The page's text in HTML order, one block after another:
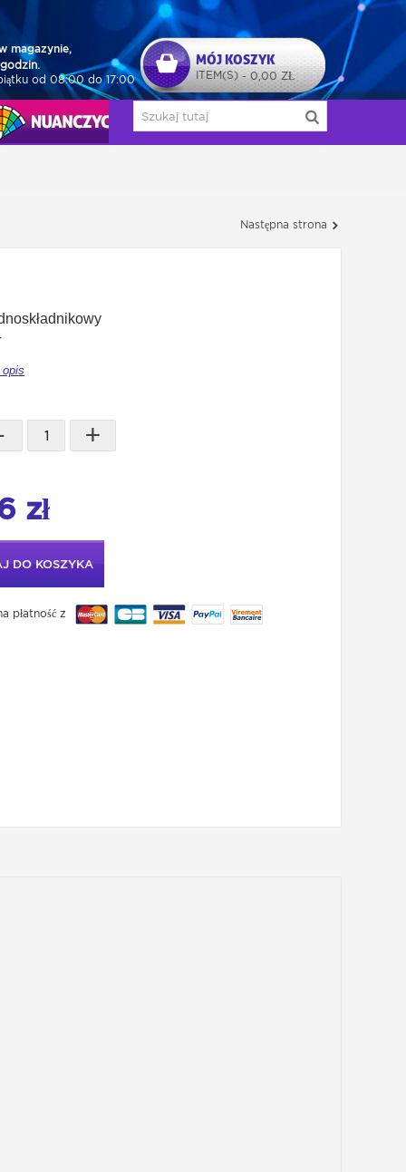
MÓJ KOSZYK
ITEM(S) - 0,00 ZŁ
magazynie,
od 08:00 do 17:00
NUAŃCZYCY
Następna strona
opis
+
zł
DO KOSZYKA
płatność z